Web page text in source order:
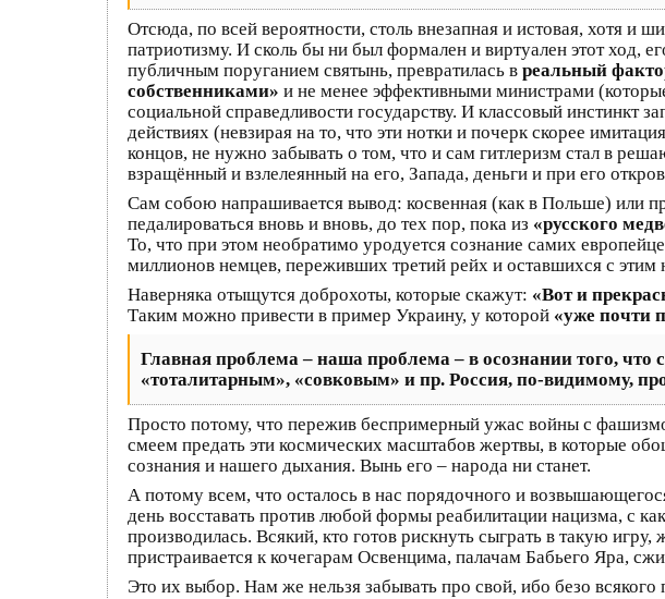
Отсюда, по всей вероятности, столь внезапная и истовая, хотя и
патриотизму. И сколь бы ни был формален и виртуален этот ход,
публичным поруганием святынь, превратилась в реальный
собственниками» и не менее эффективными министрами
социальной справедливости государству. И классовый инстинкт
действиях (невзирая на то, что эти нотки и почерк скорее
концов, не нужно забывать о том, что и сам гитлеризм стал в
взращённый и взлелеянный на его, Запада, деньги и при его
Сам собою напрашивается вывод: косвенная (как в Польше) или
педалироваться вновь и вновь, до тех пор, пока из «русского
То, что при этом необратимо уродуется сознание самих
миллионов немцев, переживших третий рейх и оставшихся с этим
Наверняка отыщутся доброхоты, которые скажут: «Вот и
Таким можно привести в пример Украину, у которой «уже почти
Главная проблема – наша проблема – в осознании того, что
«тоталитарным», «совковым» и пр. Россия, по-видимому,
Просто потому, что пережив беспримерный ужас войны с
смеем предать эти космических масштабов жертвы, в которые
сознания и нашего дыхания. Вынь его – народа ни станет.
А потому всем, что осталось в нас порядочного и
день восставать против любой формы реабилитации нацизма, с
производилась. Всякий, кто готов рискнуть сыграть в такую
пристраивается к кочегарам Освенцима, палачам Бабьего Яра,
Это их выбор. Нам же нельзя забывать про свой, ибо безо